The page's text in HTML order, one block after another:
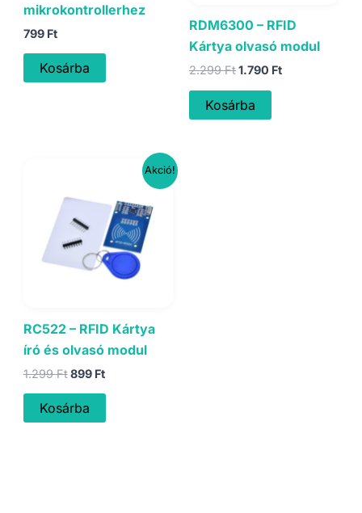
mikrokontrollerhez
799 Ft
Kosárba
RDM6300 – RFID
Kártya olvasó modul
2.299FtOriginal
was:
2.299 Ft.
1.790 FtCurrent
Kosárba
Akció!
RC522 – RFID Kártya
író és olvasó modul
1.299FtOriginal
was:
1.299 Ft.
899 FtCurrent
Kosárba